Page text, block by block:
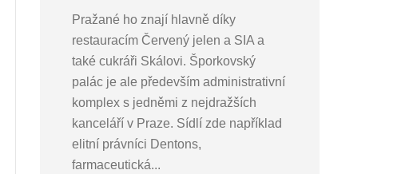
Pražané ho znají hlavně díky
restauracím Červený jelen a SIA a
také cukráři Skálovi. Šporkovský
palác je ale především administrativní
komplex s jedněmi z nejdražších
kanceláří v Praze. Sídlí zde například
elitní právníci Dentons,
farmaceutická...